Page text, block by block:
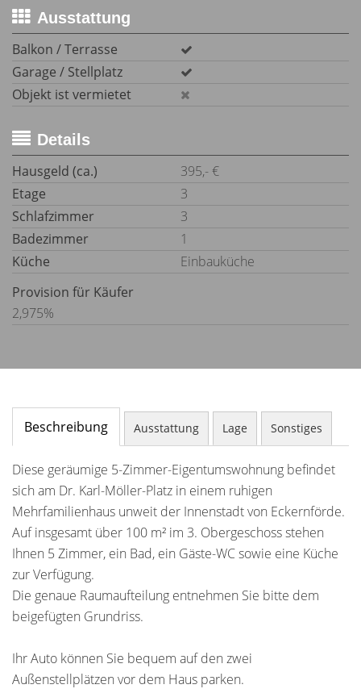
Ausstattung
Balkon / Terrasse
Garage / Stellplatz
Objekt ist vermietet
Details
Hausgeld (ca.)
395,- €
Etage
3
Schlafzimmer
3
Badezimmer
1
Küche
Einbauküche
Provision für Käufer
2,975%
Beschreibung Ausstattung Lage Sonstiges
Diese geräumige 5-Zimmer-Eigentumswohnung befindet
sich am Dr. Karl-Möller-Platz in einem ruhigen
Mehrfamilienhaus unweit der Innenstadt von Eckernförde.
Auf insgesamt über 100 m² im 3. Obergeschoss stehen
Ihnen 5 Zimmer, ein Bad, ein Gäste-WC sowie eine Küche
zur Verfügung.
Die genaue Raumaufteilung entnehmen Sie bitte dem
beigefügten Grundriss.
Ihr Auto können Sie bequem auf den zwei
Außenstellplätzen vor dem Haus parken.